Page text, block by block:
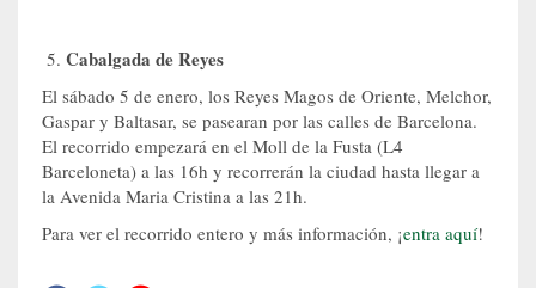
Cabalgada de Reyes
El sábado 5 de enero, los Reyes Magos de Oriente, Melchor,
Gaspar y Baltasar, se pasearan por las calles de Barcelona.
El recorrido empezará en el Moll de la Fusta (L4
Barceloneta) a las 16h y recorrerán la ciudad hasta llegar a
la Avenida Maria Cristina a las 21h.
Para ver el recorrido entero y más información, ¡entra aquí!